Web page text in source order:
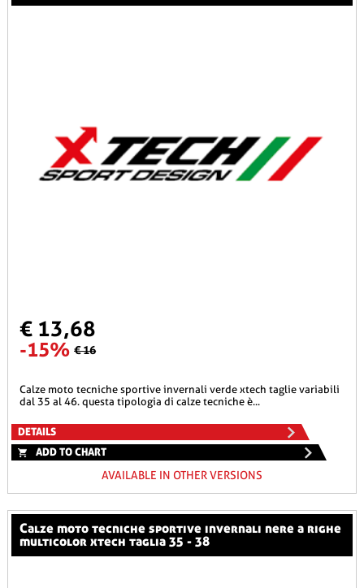
€ 13,68
-15% € 16
calze moto tecniche sportive invernali verde xtech taglie variabili
dal 35 al 46. questa tipologia di calze tecniche è...
DETAILS
ADD TO CHART
AVAILABLE IN OTHER VERSIONS
calze moto tecniche sportive invernali nere a righe
multicolor xtech taglia 35 - 38